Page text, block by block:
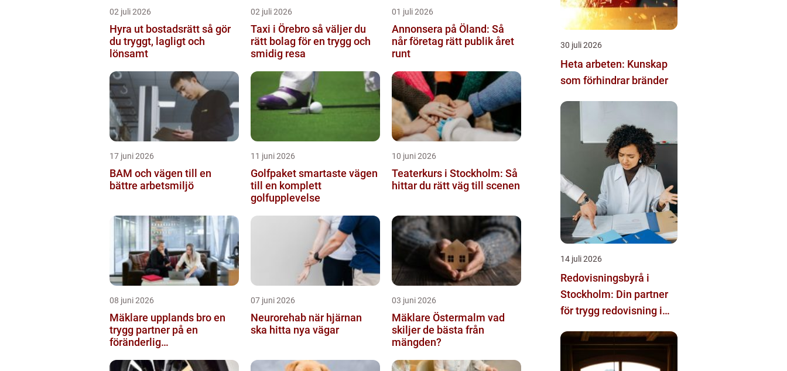
02 juli 2026
Hyra ut bostadsrätt så gör
du tryggt, lagligt och
lönsamt
02 juli 2026
Taxi i Örebro så väljer du
rätt bolag för en trygg och
smidig resa
01 juli 2026
Annonsera på Öland: Så
når företag rätt publik året
runt
17 juni 2026
BAM och vägen till en
bättre arbetsmiljö
11 juni 2026
Golfpaket smartaste vägen
till en komplett
golfupplevelse
10 juni 2026
Teaterkurs i Stockholm: Så
hittar du rätt väg till scenen
08 juni 2026
Mäklare upplands bro en
trygg partner på en
föränderlig
07 juni 2026
Neurorehab när hjärnan
ska hitta nya vägar
03 juni 2026
Mäklare Östermalm vad
skiljer de bästa från
mängden?
30 juli 2026
Heta arbeten: Kunskap
som förhindrar bränder
14 juli 2026
Redovisningsbyrå i
Stockholm: Din partner
för trygg redovisning i